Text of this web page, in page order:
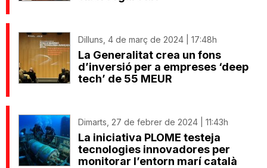
Dilluns, 4 de març de 2024 | 17:48h
La Generalitat crea un fons
d’inversió per a empreses ‘deep
tech’ de 55 MEUR
Dimarts, 27 de febrer de 2024 | 11:43h
La iniciativa PLOME testeja
tecnologies innovadores per
monitorar l’entorn marí català